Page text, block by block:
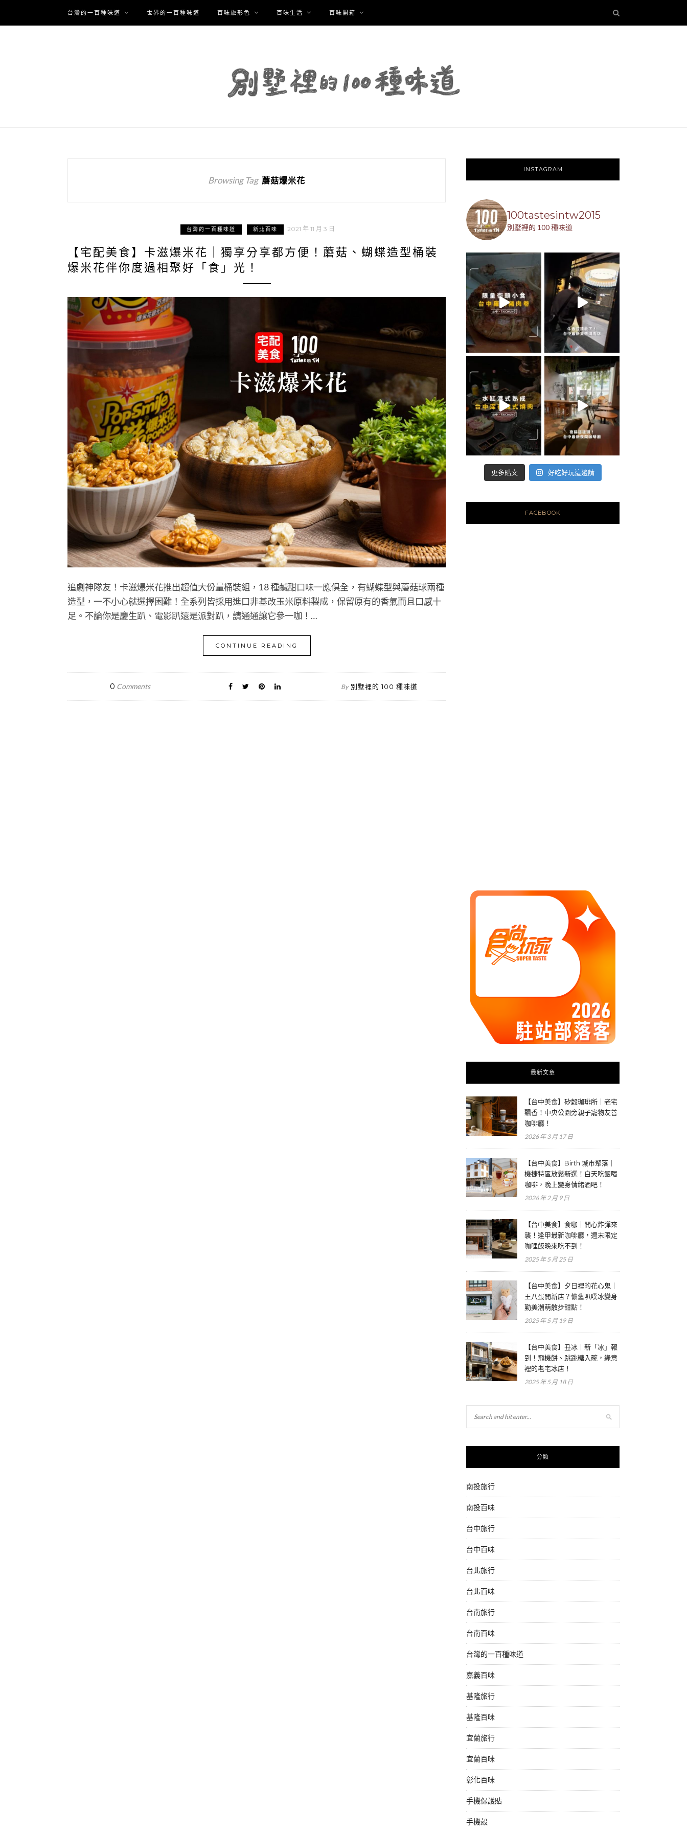
台灣的一百種味道 世界的一百種味道 百味旅形色 百味生活 百味開箱
Browsing Tag 蘑菇爆米花
台灣的一百種味道 新北百味 2021 年 11 月 3 日
【宅配美食】卡滋爆米花｜獨享分享都方便！蘑菇、蝴蝶造型桶裝
爆米花伴你度過相聚好「食」光！
追劇神隊友！卡滋爆米花推出超值大份量桶裝組，18 種鹹甜口味一應俱全，有蝴蝶型與蘑菇球兩種
造型，一不小心就選擇困難！全系列皆採用進口非基改玉米原料製成，保留原有的香氣而且口感十
足。不論你是慶生趴、電影趴還是派對趴，請通通讓它參一咖！…
CONTINUE READING
0 Comments By 別墅裡的 100 種味道
INSTAGRAM
100tastesintw2015
別墅裡的 100 種味道
更多貼文 好吃好玩這邊請
FACEBOOK
最新文章
【台中美食】矽穀珈琲所｜老宅
飄香！中央公園旁親子寵物友善
咖啡廳！
2026 年 3 月 17 日
【台中美食】Birth 城市聚落｜
機捷特區放鬆新選！白天吃飯喝
咖啡，晚上變身情緒酒吧！
2026 年 2 月 9 日
【台中美食】食咖｜開心炸彈來
襲！逢甲最新咖啡廳，週末限定
咖哩飯晚來吃不到！
2025 年 5 月 25 日
【台中美食】夕日裡的花心鬼｜
王八蛋開新店？懷舊叭噗冰變身
勤美潮萌散步甜點！
2025 年 5 月 19 日
【台中美食】丑冰｜新「冰」報
到！飛機餅、跳跳糖入碗，綠意
裡的老宅冰店！
2025 年 5 月 18 日
分類
南投旅行
南投百味
台中旅行
台中百味
台北旅行
台北百味
台南旅行
台南百味
台灣的一百種味道
嘉義百味
基隆旅行
基隆百味
宜蘭旅行
宜蘭百味
彰化百味
手機保護貼
手機殼